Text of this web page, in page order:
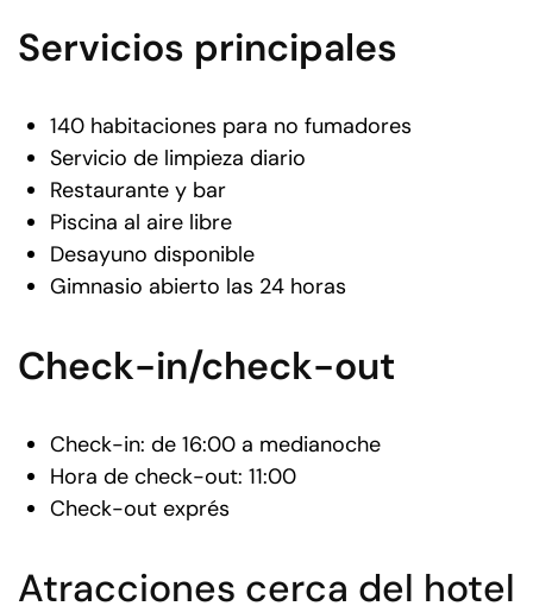
Servicios principales
140 habitaciones para no fumadores
Servicio de limpieza diario
Restaurante y bar
Piscina al aire libre
Desayuno disponible
Gimnasio abierto las 24 horas
Check-in/check-out
Check-in: de 16:00 a medianoche
Hora de check-out: 11:00
Check-out exprés
Atracciones cerca del hotel